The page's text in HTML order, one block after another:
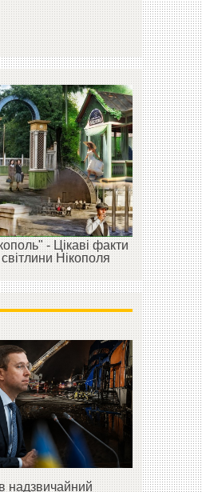
- Цікаві факти
Нікополя
надзвичайний